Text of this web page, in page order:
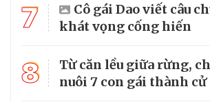
7
Cô gái Dao viết câu
khát vọng cống hiến
8
Từ căn lều giữa rừng,
nuôi 7 con gái thành